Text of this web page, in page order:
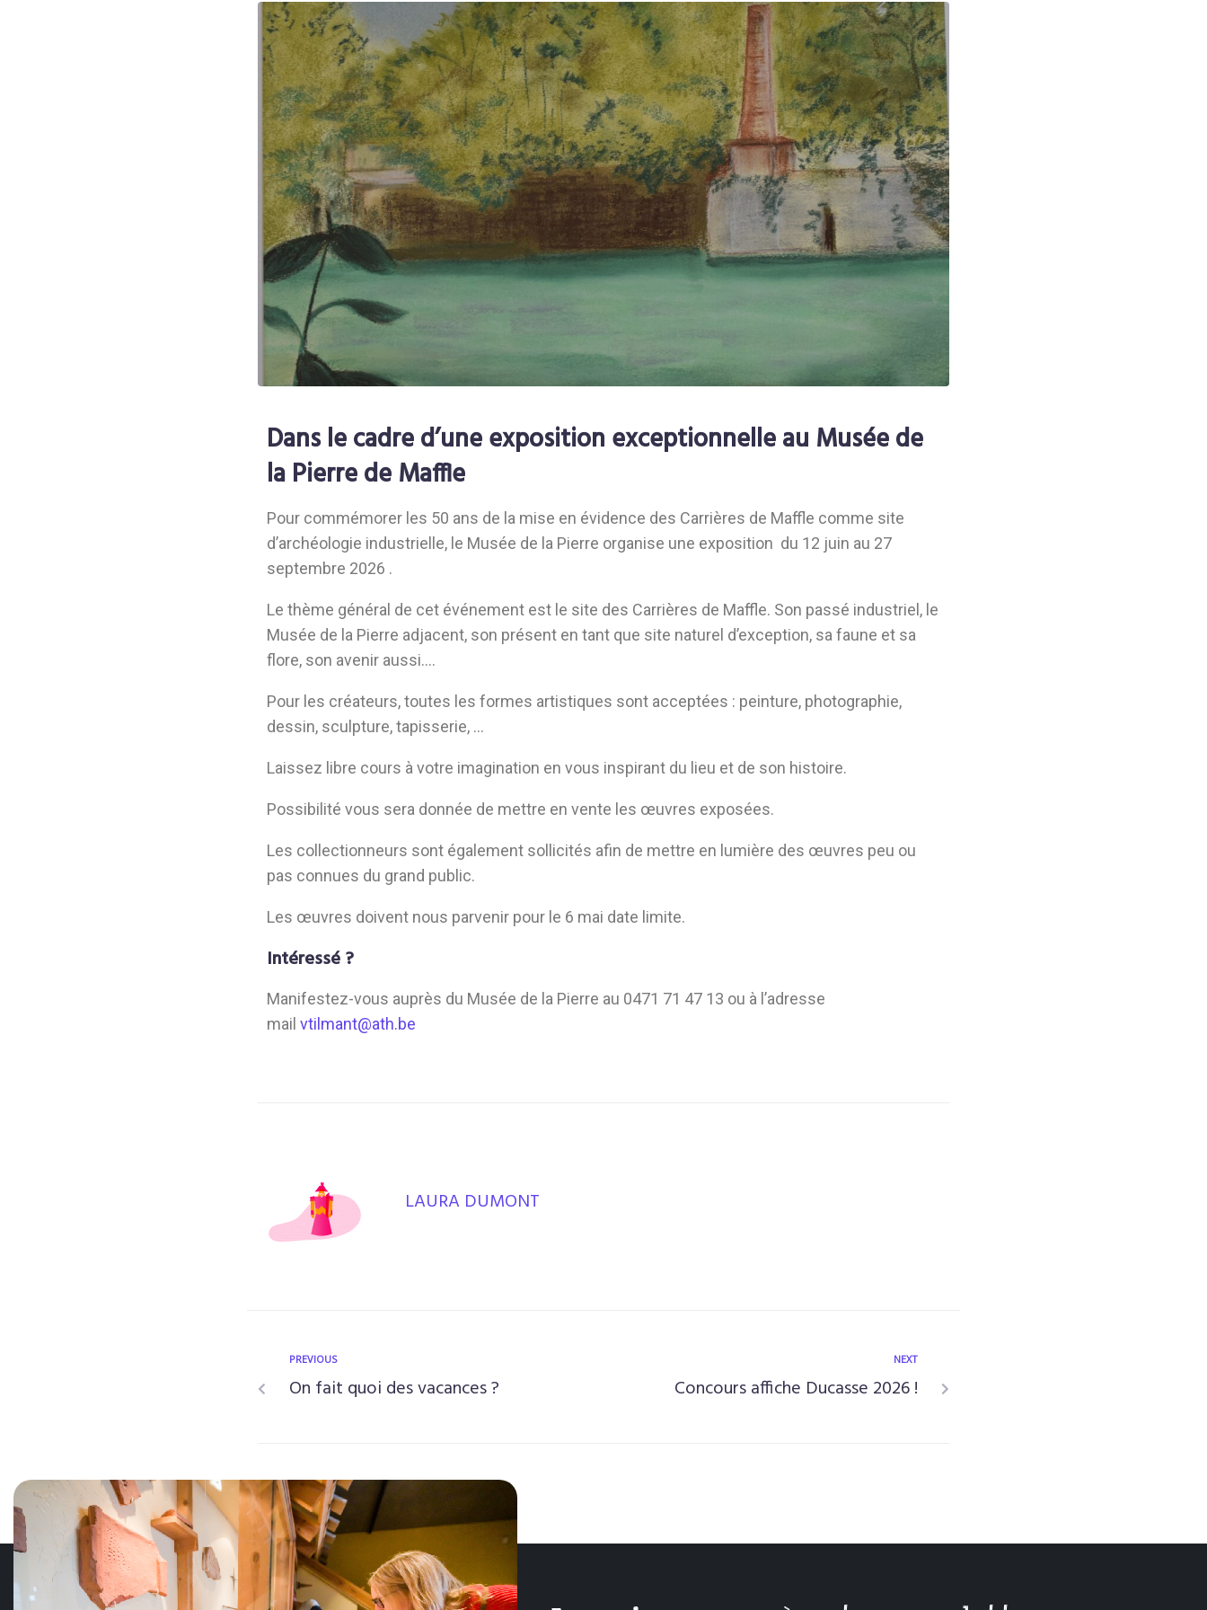
Dans le cadre d’une exposition exceptionnelle au Musée de
la Pierre de Maffle
Pour commémorer les 50 ans de la mise en évidence des Carrières de Maffle comme site
d’archéologie industrielle, le Musée de la Pierre organise une exposition du 12 juin au 27
septembre 2026 .
Le thème général de cet événement est le site des Carrières de Maffle. Son passé industriel, le
Musée de la Pierre adjacent, son présent en tant que site naturel d’exception, sa faune et sa
flore, son avenir aussi….
Pour les créateurs, toutes les formes artistiques sont acceptées : peinture, photographie,
dessin, sculpture, tapisserie, …
Laissez libre cours à votre imagination en vous inspirant du lieu et de son histoire.
Possibilité vous sera donnée de mettre en vente les œuvres exposées.
Les collectionneurs sont également sollicités afin de mettre en lumière des œuvres peu ou
pas connues du grand public.
Les œuvres doivent nous parvenir pour le 6 mai date limite.
Intéressé ?
Manifestez-vous auprès du Musée de la Pierre au 0471 71 47 13 ou à l’adresse
mail vtilmant@ath.be
LAURA DUMONT
PREVIOUS
On fait quoi des vacances ?
NEXT
Concours affiche Ducasse 2026 !